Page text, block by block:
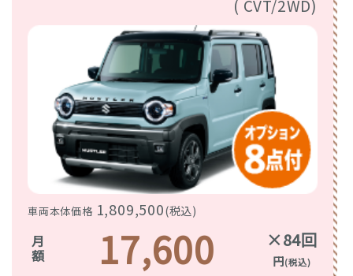
( CVT/2WD)
車両本体価格 1,809,500(税込)
月額 17,600 ×84回
円(税込)